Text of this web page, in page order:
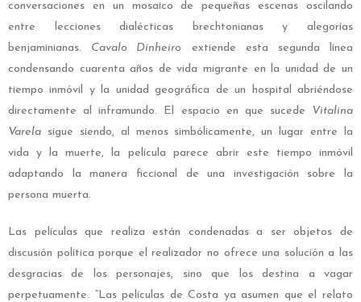
conversaciones en un mosaico de pequeñas escenas oscilando
entre lecciones dialécticas brechtonianas y alegorías
benjaminianas. Cavalo Dinheiro extiende esta segunda línea
condensando cuarenta años de vida migrante en la unidad de un
tiempo inmóvil y la unidad geográfica de un hospital abriéndose
directamente al inframundo. El espacio en que sucede Vitalina
Varela sigue siendo, al menos simbólicamente, un lugar entre la
vida y la muerte, la película parece abrir este tiempo inmóvil
adaptando la manera ficcional de una investigación sobre la
persona muerta.
Las películas que realiza están condenadas a ser objetos de
discusión política porque el realizador no ofrece una solución a las
desgracias de los personajes, sino que los destina a vagar
perpetuamente. “Las películas de Costa ya asumen que el relato